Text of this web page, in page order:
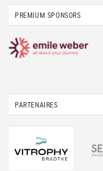
PREMIUM SPONSORS
PARTENAIRES